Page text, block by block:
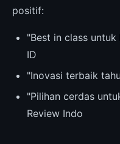
positif:
"Best in class
ID
"Inovasi terbaik
"Pilihan cerdas
Review Indo